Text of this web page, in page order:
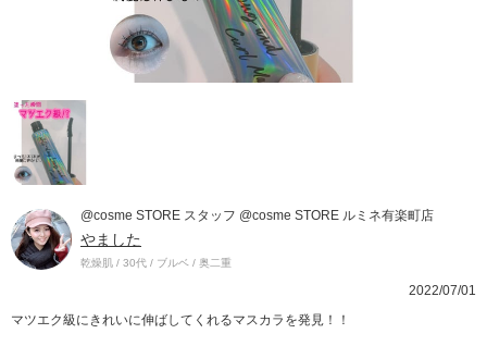
@cosme STORE スタッフ @cosme STORE ルミネ有楽町店
やました
乾燥肌 / 30代 / ブルベ / 奥二重
2022/07/01
マツエク級にきれいに伸ばしてくれるマスカラを発見！！